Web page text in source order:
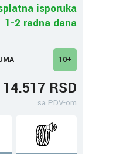
isporuka
1-2 radna dana
10+
14.517 RSD
sa PDV-om